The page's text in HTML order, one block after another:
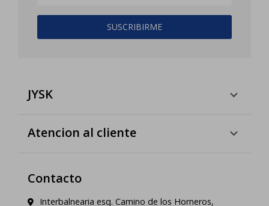
SUSCRIBIRME
JYSK
Atencion al cliente
Contacto
Interbalnearia esq. Camino de los Horneros,